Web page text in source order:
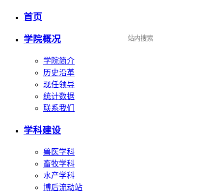
首页
学院概况
学院简介
历史沿革
现任领导
统计数据
联系我们
学科建设
兽医学科
畜牧学科
水产学科
博后流动站